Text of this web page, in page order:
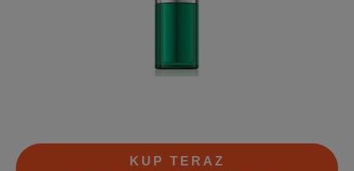
KUP TERAZ